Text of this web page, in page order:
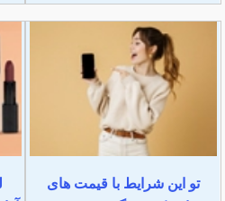
تو این شرایط با قیمت های